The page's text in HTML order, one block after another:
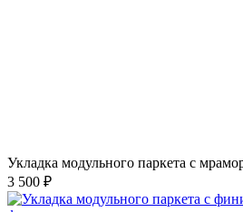
Укладка модульного паркета с
3 500 ₽